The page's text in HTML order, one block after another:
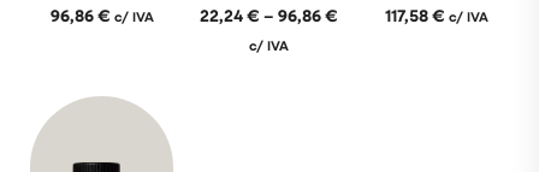
96,86€ c/ IVA 22,24€ – 96,86€
c/ IVA
117,58€ c/ IVA